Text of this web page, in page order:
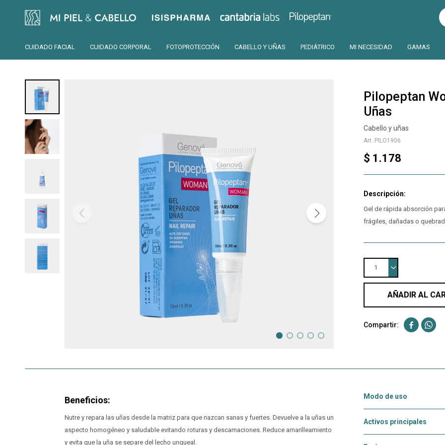
CUIDADO FACIAL CUIDADO CORPORAL FOTOPROTECCIÓN CABELLO Y UÑAS PEDIÁTRICO MI NECESIDAD GAMAS
Isispharma Cantabria Pilopeptan
Pilopeptan
Uñas
Cabello y uñas
PILO1906
$ 1.178
Gel de rápida absorción
frágiles, dañadas o
1
AÑADIR AL
 
Beneficios:
Nutre y repara las uñas desde la matriz para que nazcan sanas y fuertes. Devuelve a la uñas un
aspecto homogéneo y saludable evitando roturas y descamaciones. Reduce amarilleamiento
y evita que la uña se separe del lecho ungueal.
Modo de uso
Activos principales